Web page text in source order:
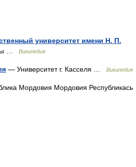
университет имени Н. П.
… Википедия
— Университет г. Касселя … Википедия
Мордовия Мордовия Республикась